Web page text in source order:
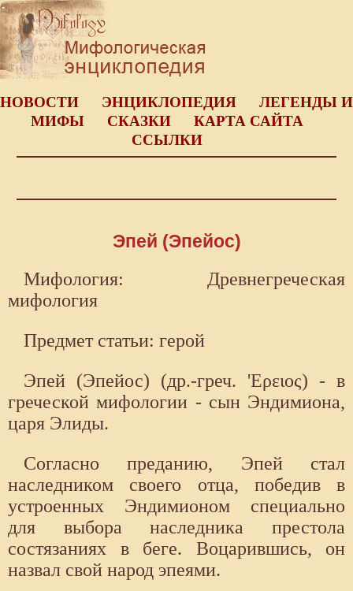
НОВОСТИ ЭНЦИКЛОПЕДИЯ
ЛЕГЕНДЫ И
МИФЫ
СКАЗКИ
КАРТА САЙТА
ССЫЛКИ
Эпей (Эпейос)
Мифология: Древнегреческая
мифология
Предмет статьи: герой
Эпей (Эпейос) (др.-греч. 'Ερειος) - в
греческой мифологии - сын Эндимиона,
царя Элиды.
Согласно преданию, Эпей стал
наследником своего отца, победив в
устроенных Эндимионом специально
для выбора наследника престола
состязаниях в беге. Воцарившись, он
назвал свой народ эпеями.